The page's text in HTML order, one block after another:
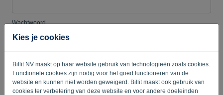
Kies je cookies
Billit NV maakt op haar website gebruik van technologieën zoals cookies.
Functionele cookies zijn nodig voor het goed functioneren van de
website en kunnen niet worden geweigerd. Billit maakt ook gebruik van
cookies ter verbetering van deze website en voor andere doeleinden
Wachtwoord
Herinner me Wachtwoord vergeten?
AANMELDEN